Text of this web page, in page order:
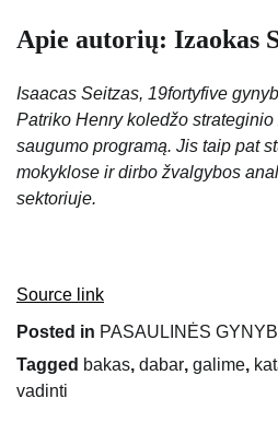
Apie autorių: Izaokas
Isaacas Seitzas, 19fortyfive
Patriko Henry koledžo
saugumo programą. Jis taip pat
mokyklose ir dirbo žvalgybos
sektoriuje.
Source link
Posted in PASAULINĖS
Tagged bakas, dabar, galime,
vadinti